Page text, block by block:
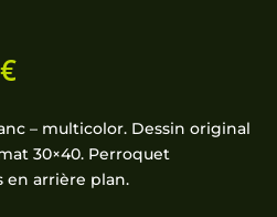
€Plage
prix :
3,00€
à
75,00€
– multicolor. Dessin original
30×40. Perroquet
en arrière plan.